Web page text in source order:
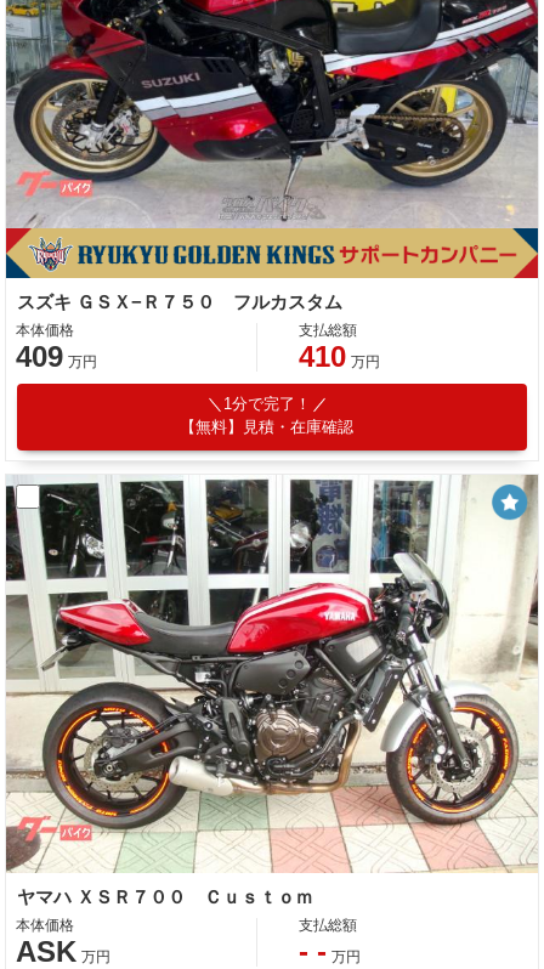
スズキ ＧＳＸ−Ｒ７５０ フルカスタム
本体価格
409 万円
支払総額
410 万円
1分で完了！
【無料】見積・在庫確認
ヤマハ ＸＳＲ７００ Ｃｕｓｔｏｍ
本体価格
ASK 万円
支払総額
- - 万円